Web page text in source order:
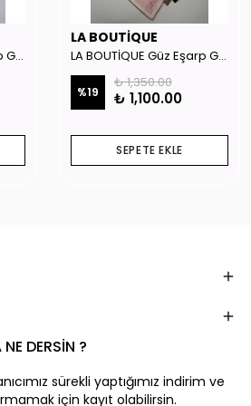
LA BOUTİQUE Güz Eşarp GYSE262908
LA BOUTİQUE
LA BOUTİQUE Güz Eşarp GYSE130804
%19
₺ 1,350.00
₺ 1,100.00
SEPETE EKLE
DERSİN ?
sürekli yaptığımız indirim ve
için kayıt olabilirsin.